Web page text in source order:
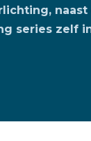
series zelf